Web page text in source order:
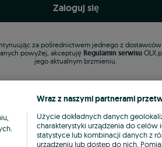
Zaloguj się
za pośrednictwem jednego z dostawców
powyżej, akceptuję Regulamin serwisu
jego aktualnym brzmieniu.
Wraz z naszymi partnerami
Użycie dokładnych danych
charakterystyki urządzenia do
statystyce lub kombinacji danych z
urządzeniu lub dostęp do nich.